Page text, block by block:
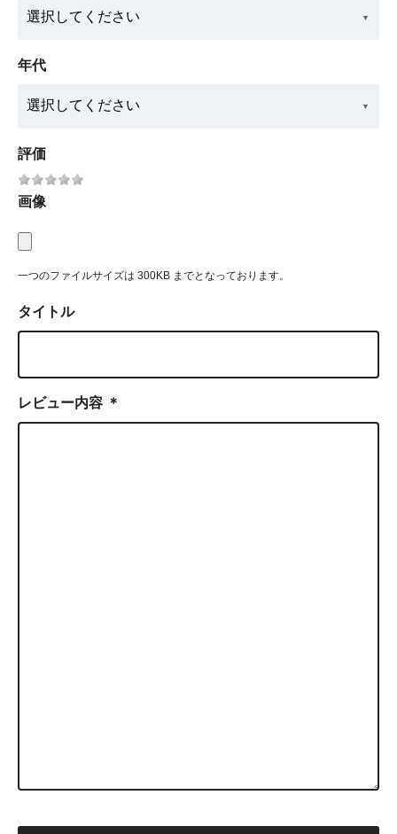
年代
評価
画像
一つのファイルサイズは 300KB までとなっております。
タイトル
レビュー内容 ＊